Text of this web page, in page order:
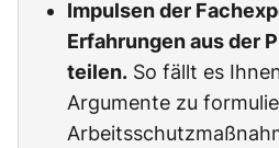
Impulsen der
Erfahrungen aus der
teilen. So fällt es
Argumente zu